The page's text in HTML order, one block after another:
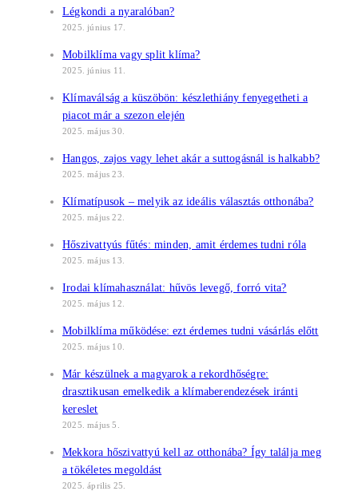
Légkondi a nyaralóban?
2025. június 17.
Mobilklíma vagy split klíma?
2025. június 11.
Klímaválság a küszöbön: készlethiány fenyegetheti a
piacot már a szezon elején
2025. május 30.
Hangos, zajos vagy lehet akár a suttogásnál is halkabb?
2025. május 23.
Klímatípusok – melyik az ideális választás otthonába?
2025. május 22.
Hőszivattyús fűtés: minden, amit érdemes tudni róla
2025. május 13.
Irodai klímahasználat: hűvös levegő, forró vita?
2025. május 12.
Mobilklíma működése: ezt érdemes tudni vásárlás előtt
2025. május 10.
Már készülnek a magyarok a rekordhőségre:
drasztikusan emelkedik a klímaberendezések iránti
kereslet
2025. május 5.
Mekkora hőszivattyú kell az otthonába? Így találja meg
a tökéletes megoldást
2025. április 25.